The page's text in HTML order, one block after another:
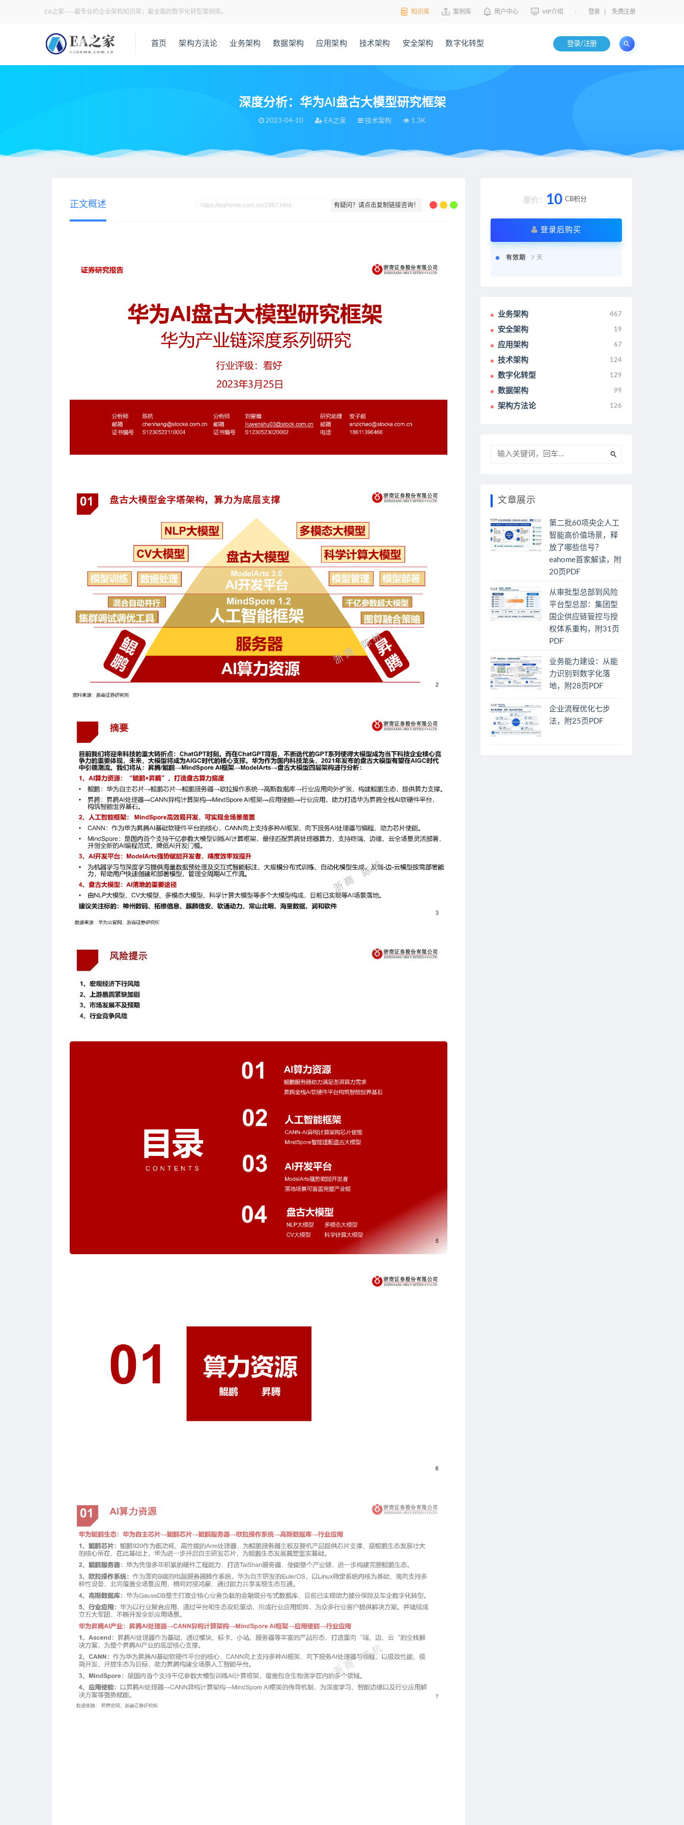
EA之家——最专业的企业架构知识库；最全面的数字化转型案例库。 知识库 案例库 用户中心 VIP介绍 登录 免费注册
首页 架构方法论 业务架构 数据架构 应用架构 技术架构 安全架构 数字化转型 登录/注册
深度分析：华为AI盘古大模型研究框架
2023-04-10 EA之家 技术架构 1.3K
当前位置： 技术架构 > 深度分析：华为AI盘古大模型研究框架
有疑问？请点击复制链接咨询！
正文概述 原价： 10 CB积分
登录后购买
有效期 7 天
业务架构 467
安全架构 19
应用架构 67
技术架构 124
数字化转型 129
数据架构 99
架构方法论 126
文章展示
第二批60项央企人工
智能高价值场景，释
放了哪些信号？
eahome首家解读，附
20页PDF
从审批型总部到风险
平台型总部：集团型
国企供应链管控与授
权体系重构，附31页
PDF
业务能力建设：从能
力识别到数字化落
地，附28页PDF
企业流程优化七步
法，附25页PDF